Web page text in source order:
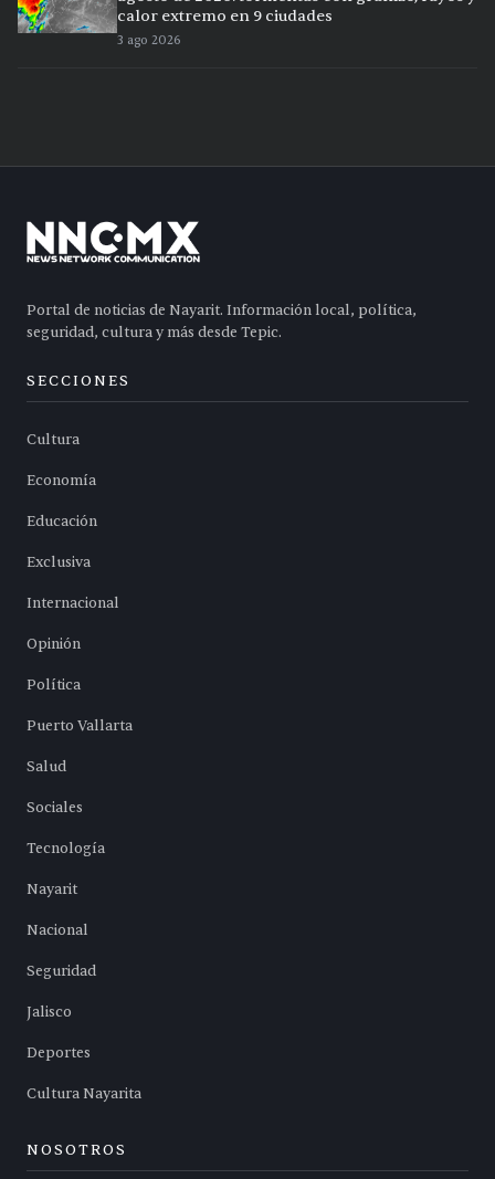
calor extremo en 9 ciudades
3 ago 2026
Portal de noticias de Nayarit. Información local, política,
seguridad, cultura y más desde Tepic.
SECCIONES
Cultura
Economía
Educación
Exclusiva
Internacional
Opinión
Política
Puerto Vallarta
Salud
Sociales
Tecnología
Nayarit
Nacional
Seguridad
Jalisco
Deportes
Cultura Nayarita
NOSOTROS